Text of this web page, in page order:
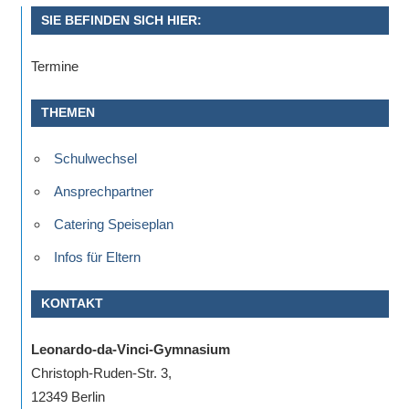
SIE BEFINDEN SICH HIER:
Termine
THEMEN
Schulwechsel
Ansprechpartner
Catering Speiseplan
Infos für Eltern
KONTAKT
Leonardo-da-Vinci-Gymnasium
Christoph-Ruden-Str. 3,
12349 Berlin